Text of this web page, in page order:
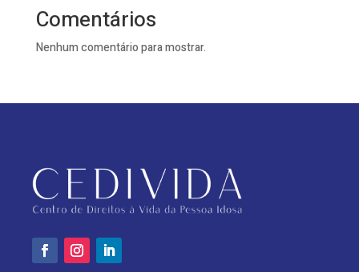
Comentários
Nenhum comentário para mostrar.